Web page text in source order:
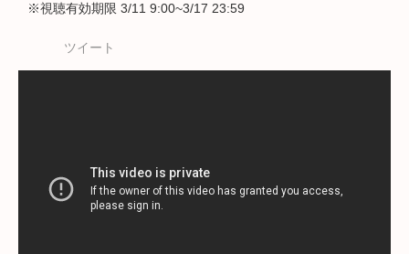
※視聴有効期限 3/11 9:00~3/17 23:59
ツイート